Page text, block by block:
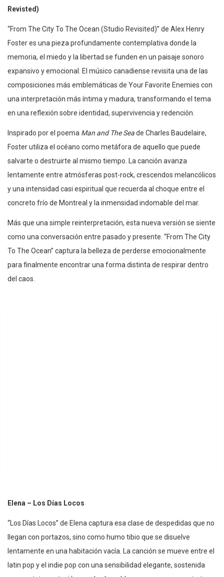
Revisted)
“From The City To The Ocean (Studio Revisited)” de Alex Henry
Foster es una pieza profundamente contemplativa donde la
memoria, el miedo y la libertad se funden en un paisaje sonoro
expansivo y emocional. El músico canadiense revisita una de las
composiciones más emblemáticas de Your Favorite Enemies con
una interpretación más íntima y madura, transformando el tema
en una reflexión sobre identidad, supervivencia y redención.
Inspirado por el poema Man and The Seade Charles Baudelaire,
Foster utiliza el océano como metáfora de aquello que puede
salvarte o destruirte al mismo tiempo. La canción avanza
lentamente entre atmósferas post-rock, crescendos melancólicos
y una intensidad casi espiritual que recuerda al choque entre el
concreto frío de Montreal y la inmensidad indomable del mar.
Más que una simple reinterpretación, esta nueva versión se siente
como una conversación entre pasado y presente. “From The City
To The Ocean” captura la belleza de perderse emocionalmente
para finalmente encontrar una forma distinta de respirar dentro
del caos.
Elena – Los Días Locos
“Los Días Locos” de Elena captura esa clase de despedidas que no
llegan con portazos, sino como humo tibio que se disuelve
lentamente en una habitación vacía. La canción se mueve entre el
latin pop y el indie pop con una sensibilidad elegante, sostenida